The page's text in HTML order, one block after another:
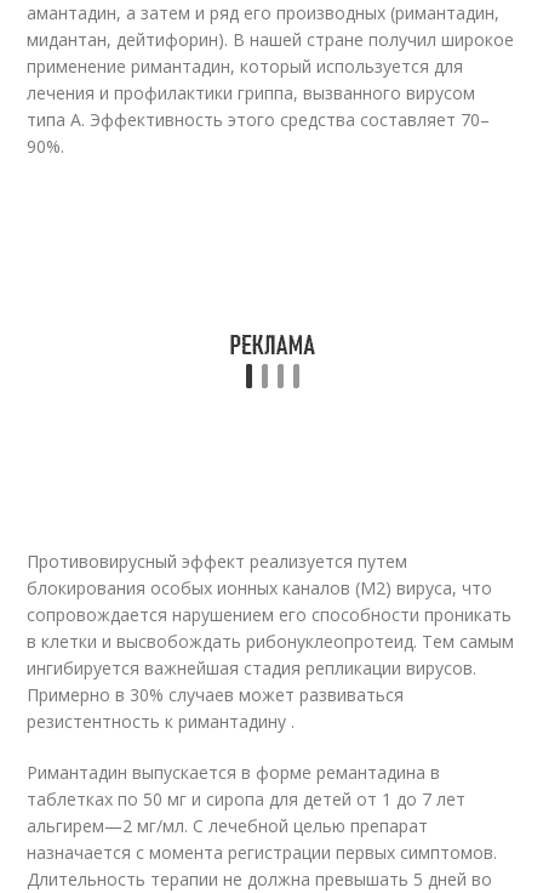
амантадин, а затем и ряд его производных (римантадин,
мидантан, дейтифорин). В нашей стране получил широкое
применение римантадин, который используется для
лечения и профилактики гриппа, вызванного вирусом
типа А. Эффективность этого средства составляет 70–
90%.
Противовирусный эффект реализуется путем
блокирования особых ионных каналов (М2) вируса, что
сопровождается нарушением его способности проникать
в клетки и высвобождать рибонуклеопротеид. Тем самым
ингибируется важнейшая стадия репликации вирусов.
Примерно в 30% случаев может развиваться
резистентность к римантадину .
Римантадин выпускается в форме ремантадина в
таблетках по 50 мг и сиропа для детей от 1 до 7 лет
альгирем—2 мг/мл. С лечебной целью препарат
назначается с момента регистрации первых симптомов.
Длительность терапии не должна превышать 5 дней во